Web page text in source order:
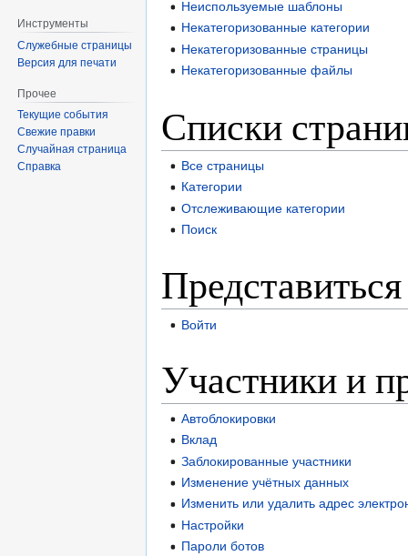
Неиспользуемые шаблоны
Некатегоризованные категории
Некатегоризованные страницы
Некатегоризованные файлы
Списки
Все страницы
Категории
Отслеживающие категории
Поиск
Войти
Участники и
Автоблокировки
Вклад
Заблокированные участники
Изменение учётных данных
Изменить или удалить адрес
Настройки
Пароли ботов
Инструменты
Служебные страницы
Версия для печати
Прочее
Текущие события
Свежие правки
Случайная страница
Справка